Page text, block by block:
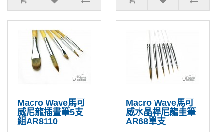
Macro Wave馬可
威尼龍插畫筆5支
組AR8110
Macro Wave馬可
威水晶桿尼龍圭筆
AR68單支